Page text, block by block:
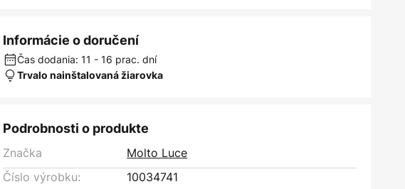
Informácie o doručení
Čas dodania: 11 - 16 prac. dní
Trvalo nainštalovaná žiarovka
Podrobnosti o produkte
Značka
Molto Luce
Číslo výrobku:
10034741